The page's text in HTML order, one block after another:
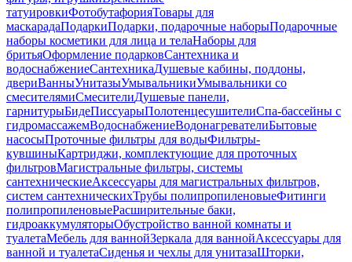
татуировкиФотобутафорияТовары для
маскарадаПодаркиПодарки, подарочные наборыПодарочные
наборы косметики для лица и телаНаборы для
бритьяОформление подарковСантехника и
водоснабжениеСантехникаДушевые кабины, поддоны,
двериВанныУнитазыУмывальникиУмывальники со
смесителямиСмесителиДушевые панели,
гарнитурыБидеПиссуарыПолотенцесушителиСпа-бассейны с
гидромассажемВодоснабжениеВодонагревателиБытовые
насосыПроточные фильтры для водыФильтры-
кувшиныКартриджи, комплектующие для проточных
фильтровМагистральные фильтры, системы
сантехническиеАксессуары для магистральных фильтров,
систем сантехническихТрубы полипропиленовыеФитинги
полипропиленовыеРасширительные баки,
гидроаккумуляторыОбустройство ванной комнаты и
туалетаМебель для ваннойЗеркала для ваннойАксессуары для
ванной и туалетаСиденья и чехлы для унитазаШторки,